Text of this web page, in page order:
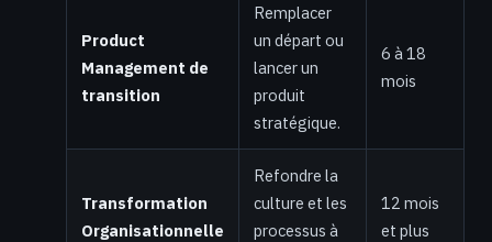
Product
Management de
transition
Remplacer
un départ ou
lancer un
produit
stratégique.
6 à 18
mois
Transformation
Organisationnelle
Refondre la
culture et les
processus à
12 mois
et plus